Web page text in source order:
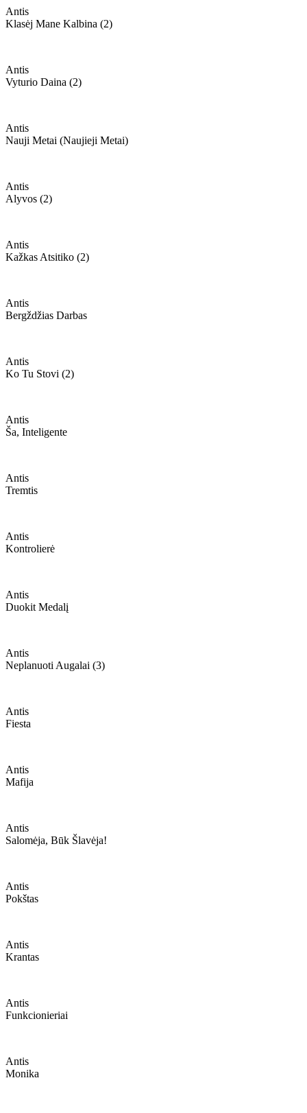
Antis
Klasėj Mane Kalbina (2)
Antis
Vyturio Daina (2)
Antis
Nauji Metai (naujieji Metai)
Antis
Alyvos (2)
Antis
Kažkas Atsitiko (2)
Antis
Bergždžias Darbas
Antis
Ko Tu Stovi (2)
Antis
Ša, Inteligente
Antis
Tremtis
Antis
Kontrolierė
Antis
Duokit Medalį
Antis
Neplanuoti Augalai (3)
Antis
Fiesta
Antis
Mafija
Antis
Salomėja, Būk Šlavėja!
Antis
Pokštas
Antis
Krantas
Antis
Funkcionieriai
Antis
Monika